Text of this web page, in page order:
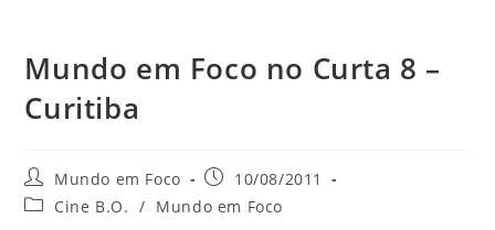
Mundo em Foco no Curta 8 –
Curitiba
Autor
do
post:
Mundo em Foco
Post
publicado:
10/08/2011
Categoria
Cine B.O. / Mundo em Foco